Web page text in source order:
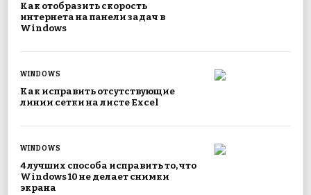
Как отобразить скорость
интернета на панели задач в
Windows
WINDOWS
Как исправить отсутствующие
линии сетки на листе Excel
WINDOWS
4 лучших способа исправить то, что
Windows 10 не делает снимки
экрана